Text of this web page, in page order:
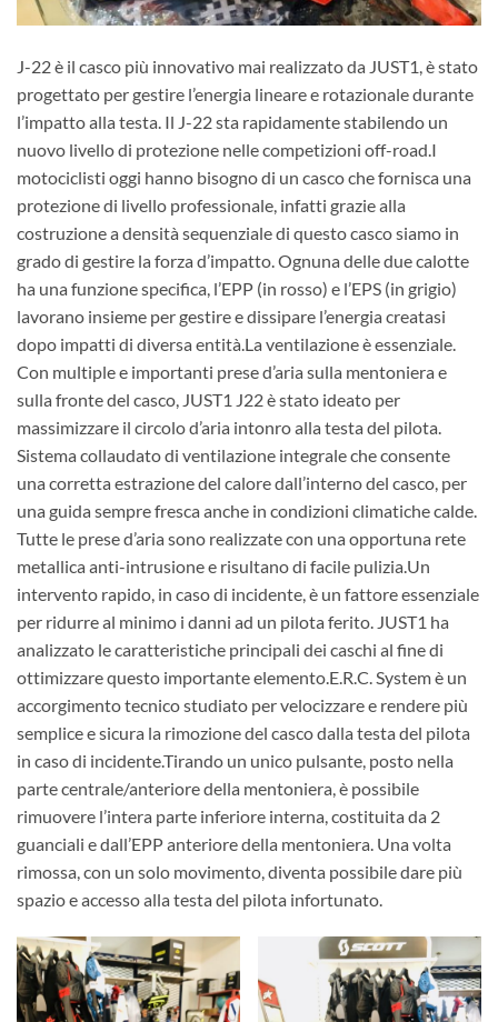
J-22 è il casco più innovativo mai realizzato da JUST1, è stato
progettato per gestire l’energia lineare e rotazionale durante
l’impatto alla testa. Il J-22 sta rapidamente stabilendo un
nuovo livello di protezione nelle competizioni off-road.I
motociclisti oggi hanno bisogno di un casco che fornisca una
protezione di livello professionale, infatti grazie alla
costruzione a densità sequenziale di questo casco siamo in
grado di gestire la forza d’impatto. Ognuna delle due calotte
ha una funzione specifica, l’EPP (in rosso) e l’EPS (in grigio)
lavorano insieme per gestire e dissipare l’energia creatasi
dopo impatti di diversa entità.La ventilazione è essenziale.
Con multiple e importanti prese d’aria sulla mentoniera e
sulla fronte del casco, JUST1 J22 è stato ideato per
massimizzare il circolo d’aria intonro alla testa del pilota.
Sistema collaudato di ventilazione integrale che consente
una corretta estrazione del calore dall’interno del casco, per
una guida sempre fresca anche in condizioni climatiche calde.
Tutte le prese d’aria sono realizzate con una opportuna rete
metallica anti-intrusione e risultano di facile pulizia.Un
intervento rapido, in caso di incidente, è un fattore essenziale
per ridurre al minimo i danni ad un pilota ferito. JUST1 ha
analizzato le caratteristiche principali dei caschi al fine di
ottimizzare questo importante elemento.E.R.C. System è un
accorgimento tecnico studiato per velocizzare e rendere più
semplice e sicura la rimozione del casco dalla testa del pilota
in caso di incidente.Tirando un unico pulsante, posto nella
parte centrale/anteriore della mentoniera, è possibile
rimuovere l’intera parte inferiore interna, costituita da 2
guanciali e dall’EPP anteriore della mentoniera. Una volta
rimossa, con un solo movimento, diventa possibile dare più
spazio e accesso alla testa del pilota infortunato.